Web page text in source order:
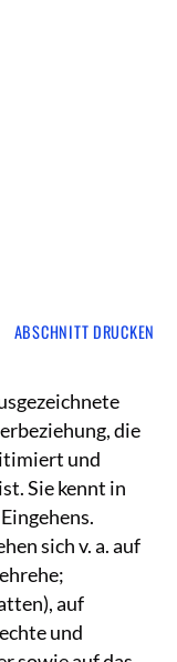
ABSCHNITT DRUCKEN
die
und
Sie kennt in
sich v. a. auf
auf
und